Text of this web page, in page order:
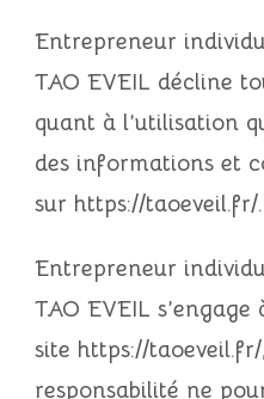
Entrepreneur
TAO EVEIL décline
quant à l’utilisation
des informations et
sur https://taoeveil.fr/.
Entrepreneur
TAO EVEIL
site https://taoeveil.fr/
responsabilité ne